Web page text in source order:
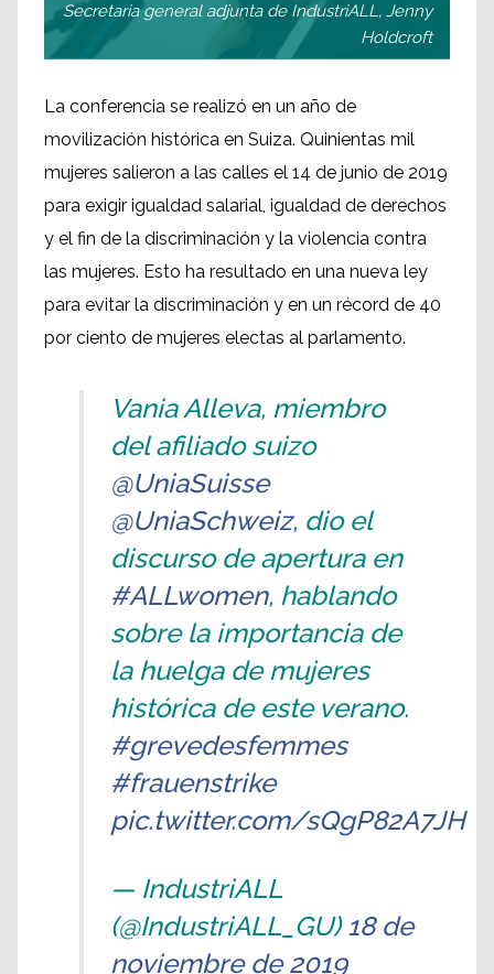
Secretaria general adjunta de IndustriALL, Jenny
Holdcroft
La conferencia se realizó en un año de
movilización histórica en Suiza. Quinientas mil
mujeres salieron a las calles el 14 de junio de 2019
para exigir igualdad salarial, igualdad de derechos
y el fin de la discriminación y la violencia contra
las mujeres. Esto ha resultado en una nueva ley
para evitar la discriminación y en un récord de 40
por ciento de mujeres electas al parlamento.
Vania Alleva, miembro
del afiliado suizo
@UniaSuisse
@UniaSchweiz, dio el
discurso de apertura en
#ALLwomen, hablando
sobre la importancia de
la huelga de mujeres
histórica de este verano.
#grevedesfemmes
#frauenstrike
pic.twitter.com/sQgP82A7JH
— IndustriALL
(@IndustriALL_GU)18 de
noviembre de 2019